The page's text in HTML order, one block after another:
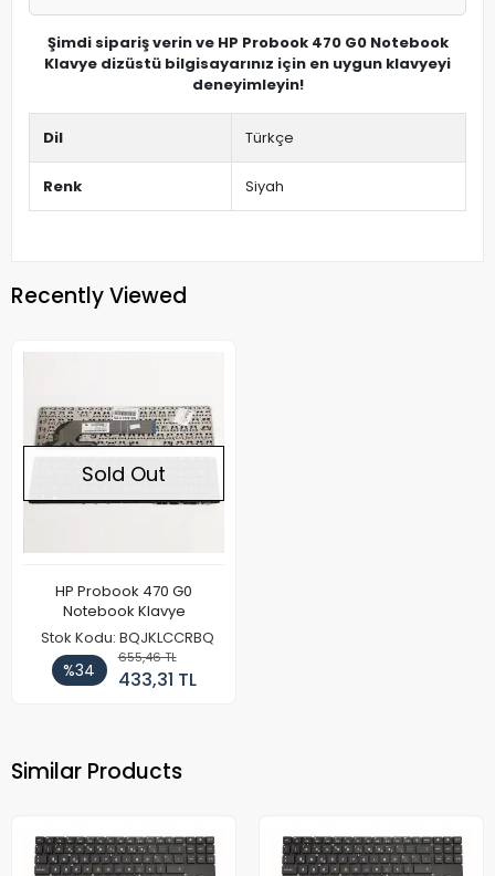
Şimdi sipariş verin ve HP Probook 470 G0 Notebook
Klavye dizüstü bilgisayarınız için en uygun klavyeyi
deneyimleyin!
Dil Türkçe
Renk Siyah
Recently Viewed
Sold Out
HP Probook 470 G0
Notebook Klavye
Stok Kodu: BQJKLCCRBQ
%34
655,46 TL
433,31 TL
Similar Products